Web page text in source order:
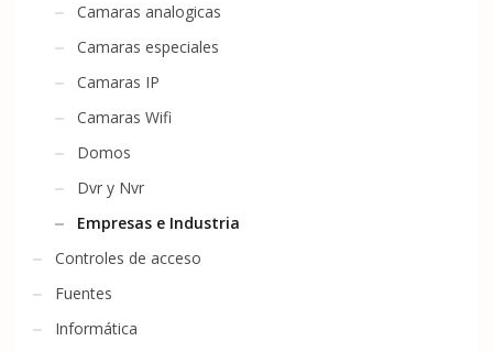
Camaras analogicas
Camaras especiales
Camaras IP
Camaras Wifi
Domos
Dvr y Nvr
Empresas e Industria
Controles de acceso
Fuentes
Informática